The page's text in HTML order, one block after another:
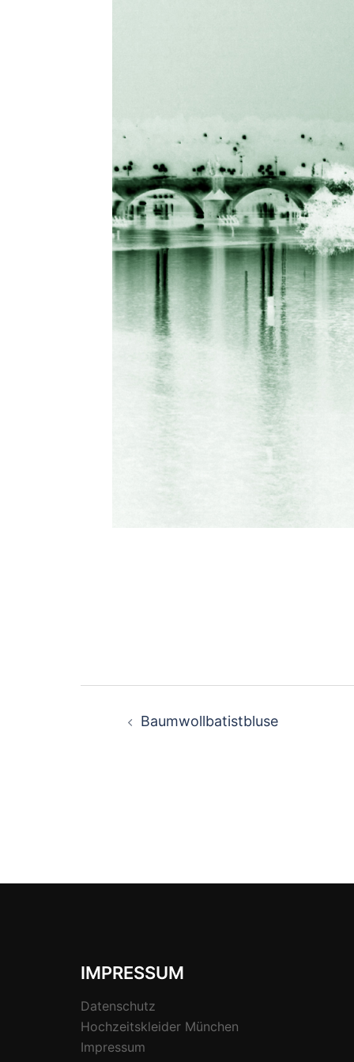
Baumwollbatistbluse
IMPRESSUM
Datenschutz
Hochzeitskleider München
Impressum